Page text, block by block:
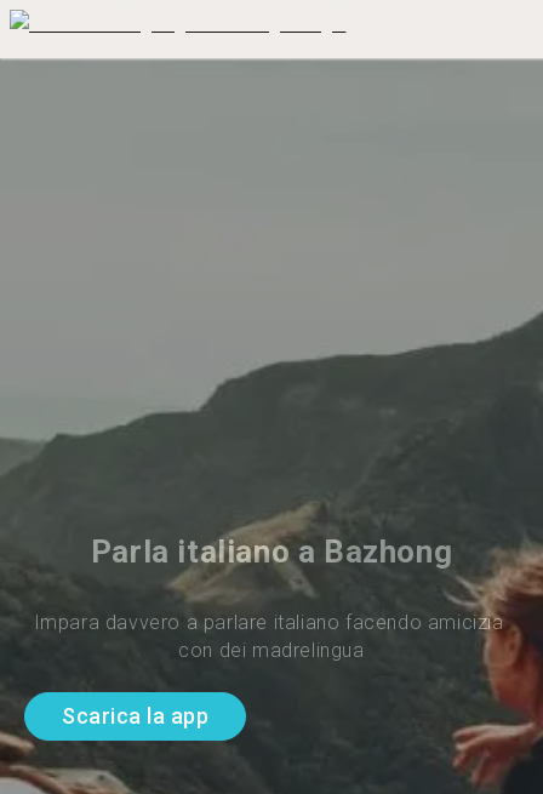
Parla italiano a Bazhong
Impara davvero a parlare italiano facendo amicizia
con dei madrelingua
Scarica la app